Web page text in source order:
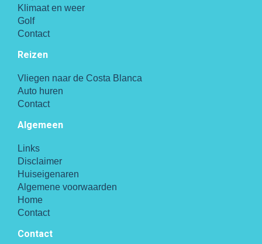
Klimaat en weer
Golf
Contact
Reizen
Vliegen naar de Costa Blanca
Auto huren
Contact
Algemeen
Links
Disclaimer
Huiseigenaren
Algemene voorwaarden
Home
Contact
Contact